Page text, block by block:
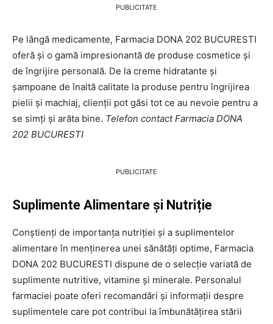
PUBLICITATE
Pe lângă medicamente, Farmacia DONA 202 BUCURESTI
oferă și o gamă impresionantă de produse cosmetice și
de îngrijire personală. De la creme hidratante și
șampoane de înaltă calitate la produse pentru îngrijirea
pielii și machiaj, clienții pot găsi tot ce au nevoie pentru a
se simți și arăta bine. Telefon contact Farmacia DONA
202 BUCURESTI
PUBLICITATE
Suplimente Alimentare și Nutriție
Conștienți de importanța nutriției și a suplimentelor
alimentare în menținerea unei sănătăți optime, Farmacia
DONA 202 BUCURESTI dispune de o selecție variată de
suplimente nutritive, vitamine și minerale. Personalul
farmaciei poate oferi recomandări și informații despre
suplimentele care pot contribui la îmbunătățirea stării